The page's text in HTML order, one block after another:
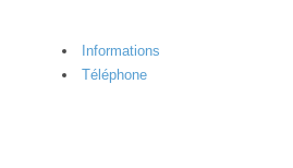
Informations
Téléphone